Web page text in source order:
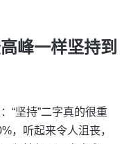
峰一样坚持到
“坚持”二字真的很重
，听起来令人沮丧，